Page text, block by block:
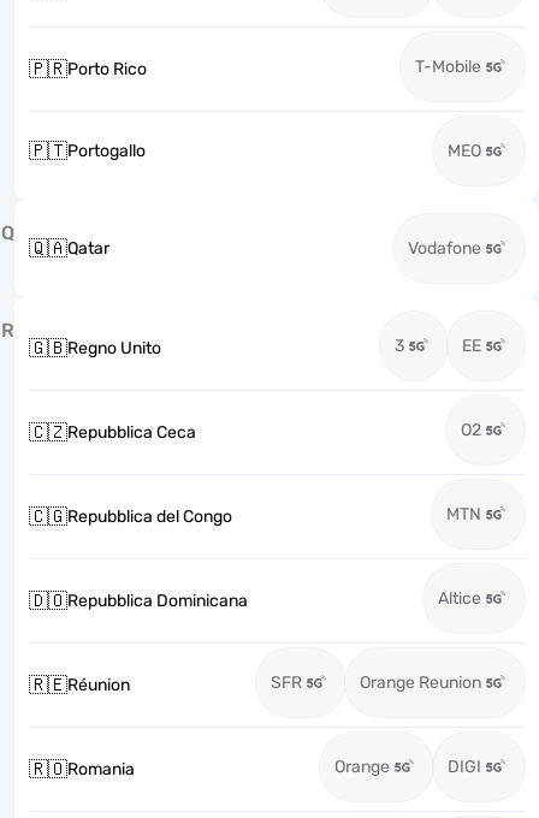
🇵🇷Porto Rico T-Mobile
🇵🇹Portogallo MEO
Q
🇶🇦Qatar Vodafone
R
🇬🇧Regno Unito 3 EE
🇨🇿Repubblica Ceca O2
🇨🇬Repubblica del Congo MTN
🇩🇴Repubblica Dominicana Altice
🇷🇪Réunion SFR Orange Reunion
🇷🇴Romania Orange DIGI